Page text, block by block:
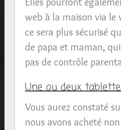
web à la maison via le
ce sera plus sécurisé
de papa et maman,
pas de contrôle
Une ou deux
Vous aurez constaté
nous avons acheté